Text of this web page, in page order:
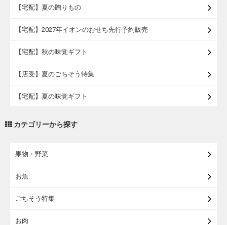
【宅配】夏の贈りもの
【宅配】2027年イオンのおせち先行予約販売
【宅配】秋の味覚ギフト
【店受】夏のごちそう特集
【宅配】夏の味覚ギフト
カテゴリーから探す
果物・野菜
お魚
ごちそう特集
お肉